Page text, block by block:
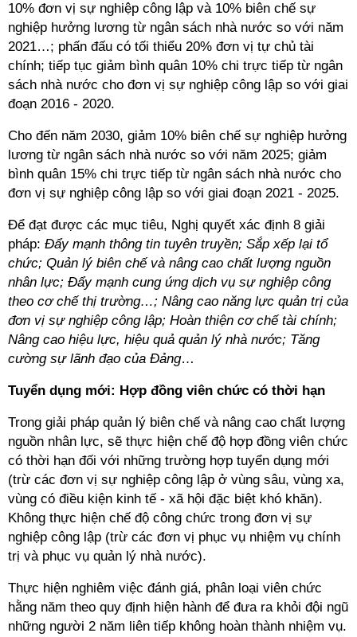
10% đơn vị sự nghiệp công lập và 10% biên chế sự
nghiệp hưởng lương từ ngân sách nhà nước so với năm
2021…; phấn đấu có tối thiểu 20% đơn vị tự chủ tài
chính; tiếp tục giảm bình quân 10% chi trực tiếp từ ngân
sách nhà nước cho đơn vị sự nghiệp công lập so với giai
đoạn 2016 - 2020.
Cho đến năm 2030, giảm 10% biên chế sự nghiệp hưởng
lương từ ngân sách nhà nước so với năm 2025; giảm
bình quân 15% chi trực tiếp từ ngân sách nhà nước cho
đơn vị sự nghiệp công lập so với giai đoạn 2021 - 2025.
Để đạt được các mục tiêu, Nghị quyết xác định 8 giải
pháp: Đẩy mạnh thông tin tuyên truyền; Sắp xếp lại tổ
chức; Quản lý biên chế và nâng cao chất lượng nguồn
nhân lực; Đẩy mạnh cung ứng dịch vụ sự nghiệp công
theo cơ chế thị trường…; Nâng cao năng lực quản trị của
đơn vị sự nghiệp công lập; Hoàn thiện cơ chế tài chính;
Nâng cao hiệu lực, hiệu quả quản lý nhà nước; Tăng
cường sự lãnh đạo của Đảng…
Tuyển dụng mới: Hợp đồng viên chức có thời hạn
Trong giải pháp quản lý biên chế và nâng cao chất lượng
nguồn nhân lực, sẽ thực hiện chế độ hợp đồng viên chức
có thời hạn đối với những trường hợp tuyển dụng mới
(trừ các đơn vị sự nghiệp công lập ở vùng sâu, vùng xa,
vùng có điều kiện kinh tế - xã hội đặc biệt khó khăn).
Không thực hiện chế độ công chức trong đơn vị sự
nghiệp công lập (trừ các đơn vị phục vụ nhiệm vụ chính
trị và phục vụ quản lý nhà nước).
Thực hiện nghiêm việc đánh giá, phân loại viên chức
hằng năm theo quy định hiện hành để đưa ra khỏi đội ngũ
những người 2 năm liên tiếp không hoàn thành nhiệm vụ.